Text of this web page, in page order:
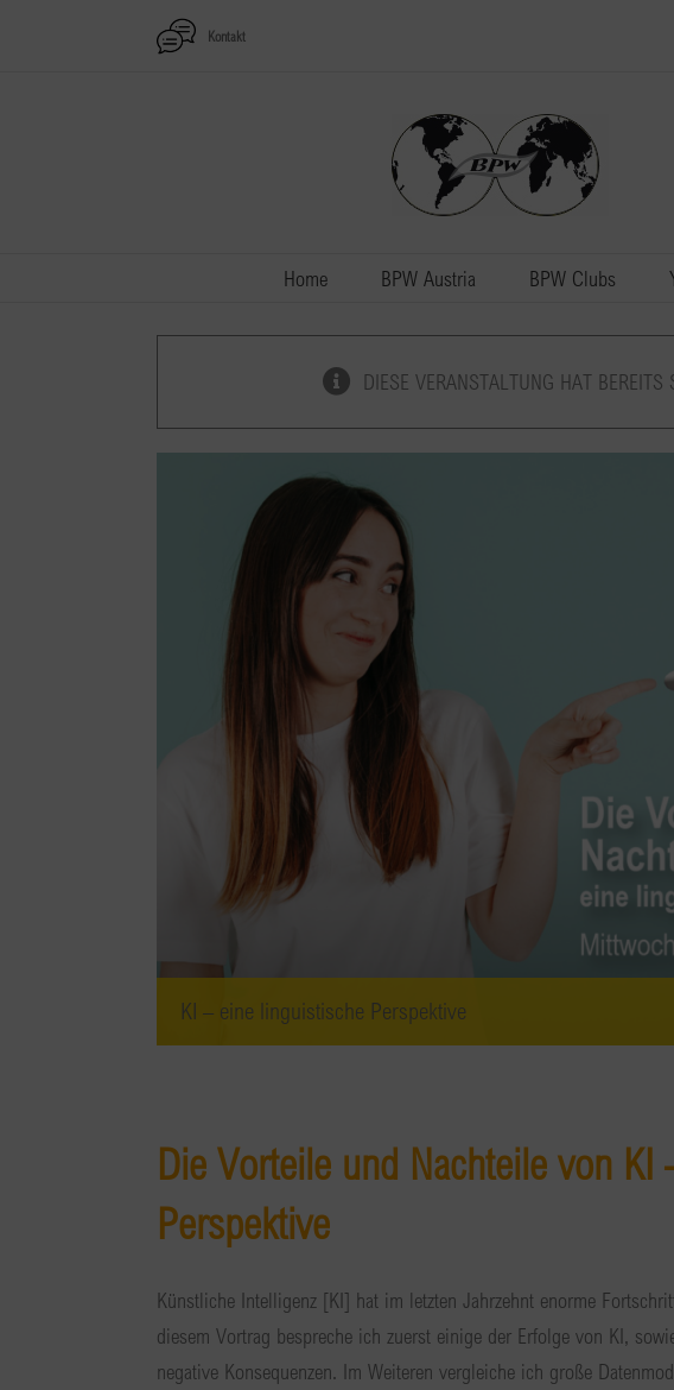
Kontakt
Home BPW Austria BPW Clubs
DIESE VERANSTALTUNG HAT BEREITS
KI – eine linguistische Perspektive
Die Vorteile und Nachteile von
Perspektive
Künstliche Intelligenz [KI] hat im letzten Jahrzehnt enorme
diesem Vortrag bespreche ich zuerst einige der Erfolge von KI,
negative Konsequenzen. Im Weiteren vergleiche ich große